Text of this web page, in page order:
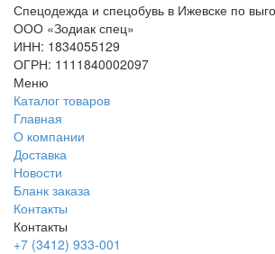
Спецодежда и спецобувь в Ижевске по
ООО «Зодиак спец»
ИНН: 1834055129
ОГРН: 1111840002097
Меню
Каталог товаров
Главная
О компании
Доставка
Новости
Бланк заказа
Контакты
Контакты
+7 (3412) 933-001